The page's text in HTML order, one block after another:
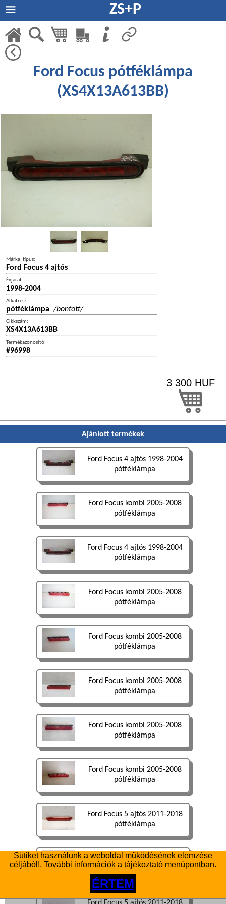
ZS+P
Sütiket használunk a weboldal működésének elemzése
céljából!. További információk a tájékoztató menüpontban.
ÉRTEM
Ford Focus pótféklámpa
(XS4X13A613BB)
Márka, típus:
Ford Focus 4 ajtós
Évjárat:
1998-2004
Alkatrész:
pótféklámpa/bontott/
Cikkszám:
XS4X13A613BB
Termékazonosító:
#96998
3 300 HUF
Ajánlott termékek
Ford Focus 4 ajtós 1998-2004
pótféklámpa
Ford Focus kombi 2005-2008
pótféklámpa
Ford Focus 4 ajtós 1998-2004
pótféklámpa
Ford Focus kombi 2005-2008
pótféklámpa
Ford Focus kombi 2005-2008
pótféklámpa
Ford Focus kombi 2005-2008
pótféklámpa
Ford Focus kombi 2005-2008
pótféklámpa
Ford Focus kombi 2005-2008
pótféklámpa
Ford Focus 5 ajtós 2011-2018
pótféklámpa
Ford Focus 5 ajtós 2014-2018
pótféklámpa